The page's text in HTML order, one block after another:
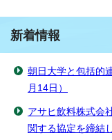
新着情報
朝日大学と包括的
月14日）
アサヒ飲料株式会
関する協定を締結